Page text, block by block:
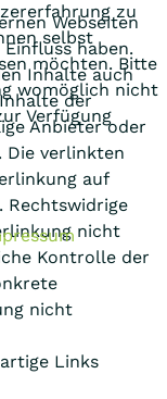
Webseiten
haben.
Inhalte auch
der
Anbieter oder
Die verlinkten
auf
Rechtswidrige
nicht
Kontrolle der
nicht
Links
zu
selbst
möchten. Bitte
womöglich nicht
Verfügung